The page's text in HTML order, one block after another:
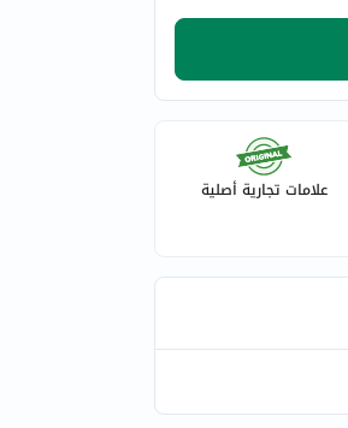
علامات تجارية أصلية